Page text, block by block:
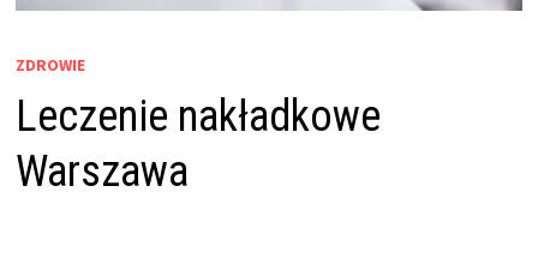
ZDROWIE
Leczenie nakładkowe
Warszawa